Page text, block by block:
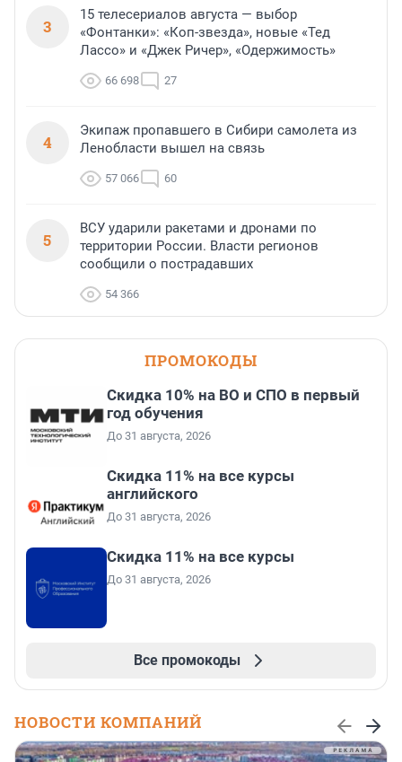
3
15 телесериалов августа — выбор
«Фонтанки»: «Коп-звезда», новые «Тед
Лассо» и «Джек Ричер», «Одержимость»
66 698 27
4
Экипаж пропавшего в Сибири самолета из
Ленобласти вышел на связь
57 066 60
5
ВСУ ударили ракетами и дронами по
территории России. Власти регионов
сообщили о пострадавших
54 366
ПРОМОКОДЫ
Скидка 10% на ВО и СПО в первый
год обучения
До 31 августа, 2026
Скидка 11% на все курсы
английского
До 31 августа, 2026
Скидка 11% на все курсы
До 31 августа, 2026
Все промокоды
НОВОСТИ КОМПАНИЙ